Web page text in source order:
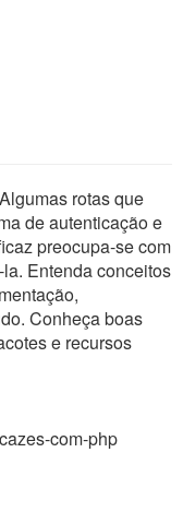
rotas que
de autenticação e
preocupa-se com
Entenda conceitos
Conheça boas
e recursos
com-php